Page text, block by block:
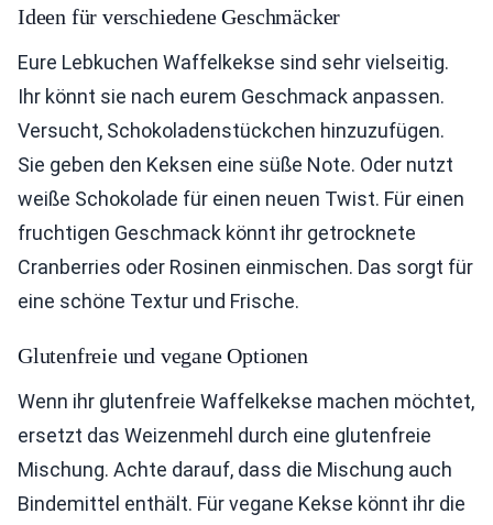
Ideen für verschiedene Geschmäcker
Eure Lebkuchen Waffelkekse sind sehr vielseitig.
Ihr könnt sie nach eurem Geschmack anpassen.
Versucht, Schokoladenstückchen hinzuzufügen.
Sie geben den Keksen eine süße Note. Oder nutzt
weiße Schokolade für einen neuen Twist. Für einen
fruchtigen Geschmack könnt ihr getrocknete
Cranberries oder Rosinen einmischen. Das sorgt für
eine schöne Textur und Frische.
Glutenfreie und vegane Optionen
Wenn ihr glutenfreie Waffelkekse machen möchtet,
ersetzt das Weizenmehl durch eine glutenfreie
Mischung. Achte darauf, dass die Mischung auch
Bindemittel enthält. Für vegane Kekse könnt ihr die